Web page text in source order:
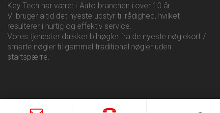
Key Tech har været i Auto branchen i over 10 år.
Vi bruger altid det nyeste udstyr til rådighed, hvilket
resulterer i hurtig og effektiv service.
Vores tjenester dækker bilnøgler fra de nyeste nøglekort /
smarte nøgler til gammel traditionel nøgler uden
startspærre.